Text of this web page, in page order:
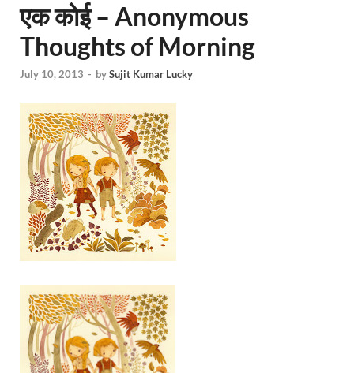
एक कोई – Anonymous
Thoughts of Morning
July 10, 2013 - bySujit Kumar Lucky